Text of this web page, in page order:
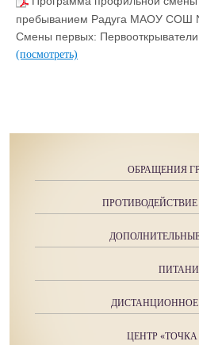
пребыванием Радуга МАОУ СОШ
Смены первых:
(посмотреть)
ОБРАЩЕНИЯ
ДИСТАНЦИОННОЕ
ЦЕНТР «ТОЧКА